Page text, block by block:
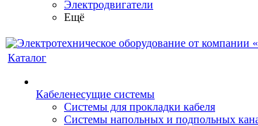
Электродвигатели
Ещё
Каталог
Кабеленесущие системы
Системы для прокладки кабеля
Системы напольных и подпольных